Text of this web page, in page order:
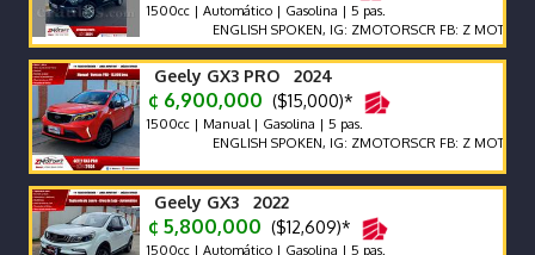
1500cc | Automático | Gasolina | 5 pas.
ENGLISH SPOKEN, IG: ZMOTORSCR FB: Z MOTORS.
Geely GX3 PRO 2024
¢ 6,900,000 ($15,000)*
1500cc | Manual | Gasolina | 5 pas.
ENGLISH SPOKEN, IG: ZMOTORSCR FB: Z MOTORS.
Geely GX3 2022
¢ 5,800,000 ($12,609)*
1500cc | Automático | Gasolina | 5 pas.